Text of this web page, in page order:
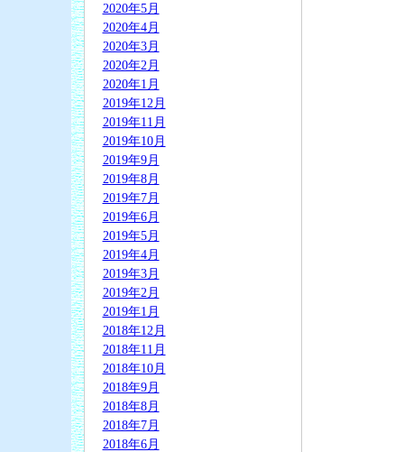
2020年5月
2020年4月
2020年3月
2020年2月
2020年1月
2019年12月
2019年11月
2019年10月
2019年9月
2019年8月
2019年7月
2019年6月
2019年5月
2019年4月
2019年3月
2019年2月
2019年1月
2018年12月
2018年11月
2018年10月
2018年9月
2018年8月
2018年7月
2018年6月